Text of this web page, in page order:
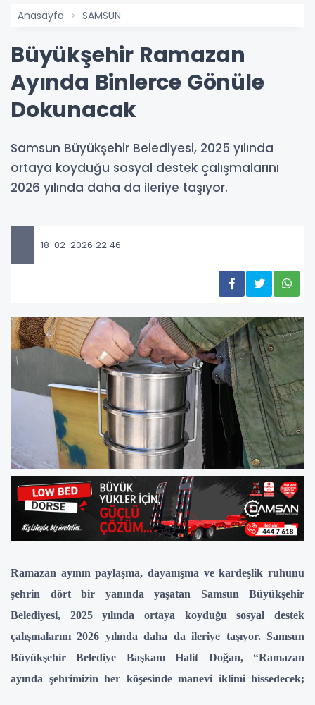
Anasayfa SAMSUN
Büyükşehir Ramazan
Ayında Binlerce Gönüle
Dokunacak
Samsun Büyükşehir Belediyesi, 2025 yılında
ortaya koyduğu sosyal destek çalışmalarını
2026 yılında daha da ileriye taşıyor.
18-02-2026 22:46
Ramazan ayının paylaşma, dayanışma ve kardeşlik ruhunu
şehrin dört bir yanında yaşatan Samsun Büyükşehir
Belediyesi, 2025 yılında ortaya koyduğu sosyal destek
çalışmalarını 2026 yılında daha da ileriye taşıyor. Samsun
Büyükşehir Belediye Başkanı Halit Doğan, “Ramazan
ayında şehrimizin her köşesinde manevi iklimi hissedecek;